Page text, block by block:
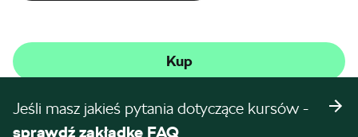
Kup
Jeśli masz jakieś pytania dotyczące kursów -
sprawdź zakładkę FAQ